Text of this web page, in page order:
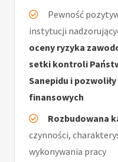
Pewność
instytucji
oceny ryzyka
setki kontroli
Sanepidu i
finansowych
Rozbudowana
czynności,
wykonywania pracy